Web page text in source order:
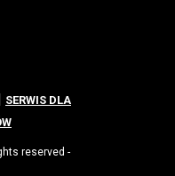
SERWIS DLA
reserved -